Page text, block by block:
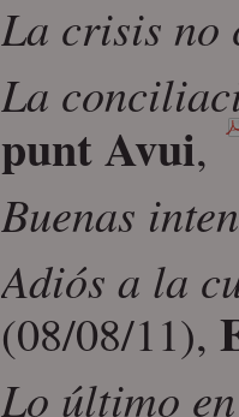
La crisis no
La
punt Avui,
Buenas
Adiós a la
(08/08/11),
Lo último